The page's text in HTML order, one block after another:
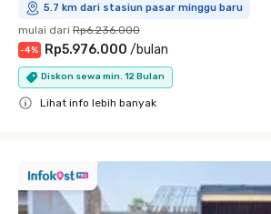
5.7 km dari stasiun pasar minggu baru
mulai dari Rp6.236.000
-4% Rp5.976.000 /bulan
Diskon sewa min. 12 Bulan
Lihat info lebih banyak